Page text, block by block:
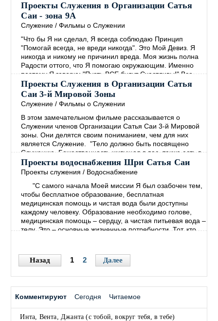
Центральным трастом Шри Сатья Саи под Милостивым
Руководством Бхагавана были открыты образовательные
и медицинские учреждения. В дополнение к этому
Бхагаван решил обеспечить людей чистой питьевой
водой, жизненно важной→
Проекты Служения в Организации Сатья
Саи - зона 9А
Служение /Фильмы о Служении
"Что бы Я ни сделал, Я всегда соблюдаю Принцип
"Помогай всегда, не вреди никогда". Это Мой Девиз. Я
никогда и никому не причинил вреда. Моя жизнь полна
Радости оттого, что Я помогаю окружающим. Именно
поэтому Я говорю: "Пусть ВСЕ будут Счастливы!" Все
должны быть Здоровы, Счастливы и полны Радости."
Сатья Саи Баба Божественная Беседа, 20 октября 2002
Молодёжь зоны 9А активно вовлечена в проекты
Служения, такие как: устранение последствий
Проекты Служения в Организации Сатья
Саи 3-й Мировой Зоны
Служение /Фильмы о Служении
В этом замечательном фильме рассказывается о
Служении членов Организации Сатья Саи 3-й Мировой
зоны. Они делятся своим пониманием, чем для них
является Служение. "Тело должно быть посвящено
Служению. Божественность живущая в вас, также есть в
каждом. Лучший Путь к Богу - это Любить ВСЕХ и
Служить ВСЕМ! Если вы по настоящему хотите
взрастите Покой в себе. Откуда вы можете черпать этот
Покой? Только из→
Проекты водоснабжения Шри Сатья Саи
Проекты служения / Водоснабжение
"C самого начала Моей миссии Я был озабочен тем,
чтобы бесплатное образование, бесплатная
медицинская помощь и чистая вода были доступны
каждому человеку. Образование необходимо голове,
медицинская помощь – сердцу, а чистая питьевая вода –
телу. Это – основные жизненные потребности. Тот, кто
Сатья Саи.
→
Назад 1 2 Далее
Комментируют Сегодня Читаемое
Инта, Вента, Джанта (с тобой, вокруг тебя, в тебе)